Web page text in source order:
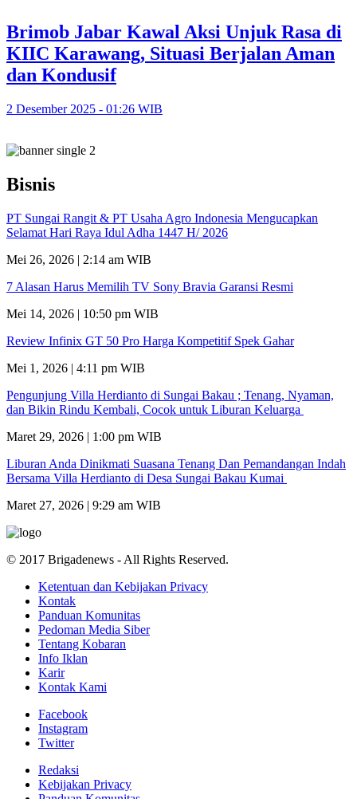
Brimob Jabar Kawal Aksi Unjuk Rasa di
KIIC Karawang, Situasi Berjalan Aman
dan Kondusif
2 Desember 2025 - 01:26 WIB
Bisnis
PT Sungai Rangit & PT Usaha Agro Indonesia Mengucapkan
Selamat Hari Raya Idul Adha 1447 H/ 2026
Mei 26, 2026 | 2:14 am WIB
7 Alasan Harus Memilih TV Sony Bravia Garansi Resmi
Mei 14, 2026 | 10:50 pm WIB
Review Infinix GT 50 Pro Harga Kompetitif Spek Gahar
Mei 1, 2026 | 4:11 pm WIB
Pengunjung Villa Herdianto di Sungai Bakau ; Tenang, Nyaman,
dan Bikin Rindu Kembali, Cocok untuk Liburan Keluarga
Maret 29, 2026 | 1:00 pm WIB
Liburan Anda Dinikmati Suasana Tenang Dan Pemandangan Indah
Bersama Villa Herdianto di Desa Sungai Bakau Kumai
Maret 27, 2026 | 9:29 am WIB
© 2017 Brigadenews - All Rights Reserved.
Ketentuan dan Kebijakan Privacy
Kontak
Panduan Komunitas
Pedoman Media Siber
Tentang Kobaran
Info Iklan
Karir
Kontak Kami
Facebook
Instagram
Twitter
Redaksi
Kebijakan Privacy